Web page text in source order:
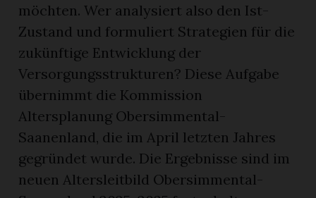
möchten. Wer analysiert also den Ist-
Zustand und formuliert Strategien für die
zukünftige Entwicklung der
Versorgungsstrukturen? Diese Aufgabe
übernimmt die Kommission
Altersplanung Obersimmental-
Saanenland, die im April letzten Jahres
gegründet wurde. Die Ergebnisse sind im
neuen Altersleitbild Obersimmental-